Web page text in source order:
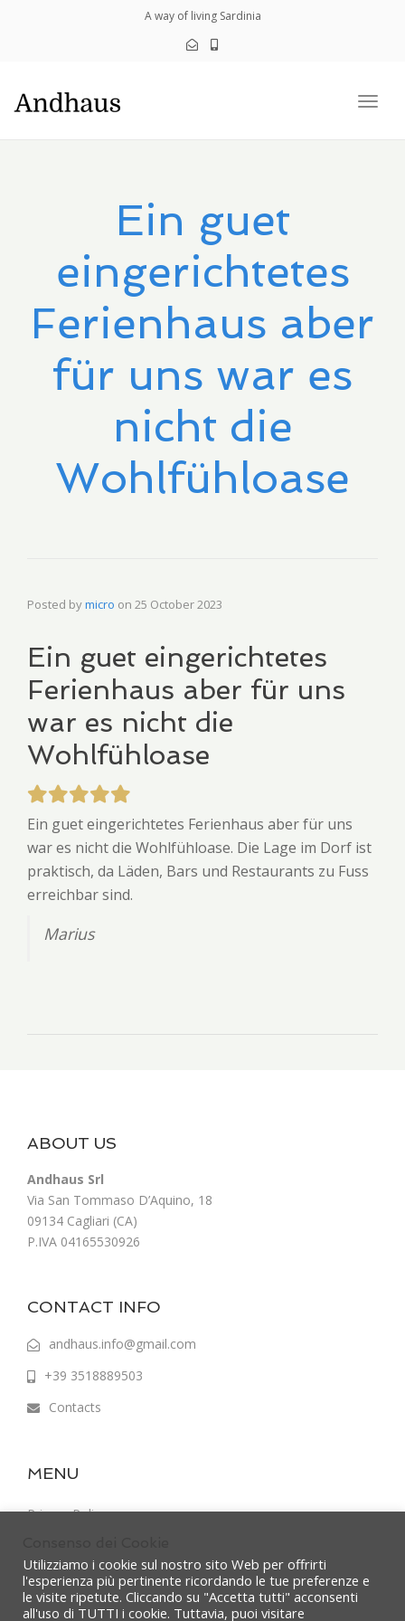
A way of living Sardinia
Ein guet
eingerichtetes
Ferienhaus aber
für uns war es
nicht die
Wohlfühloase
Posted bymicro on 25 October 2023
Ein guet eingerichtetes
Ferienhaus aber für uns
war es nicht die
Wohlfühloase
Ein guet eingerichtetes Ferienhaus aber für uns
war es nicht die Wohlfühloase. Die Lage im Dorf ist
praktisch, da Läden, Bars und Restaurants zu Fuss
erreichbar sind.
Marius
ABOUT US
Andhaus Srl
Via San Tommaso D’Aquino, 18
09134 Cagliari (CA)
P.IVA 04165530926
CONTACT INFO
andhaus.info@gmail.com
+39 3518889503
Contacts
MENU
Privacy Policy
Utilizziamo i cookie sul nostro sito Web per offrirti
l'esperienza più pertinente ricordando le tue preferenze e
le visite ripetute. Cliccando su "Accetta tutti" acconsenti
all'uso di TUTTI i cookie. Tuttavia, puoi visitare